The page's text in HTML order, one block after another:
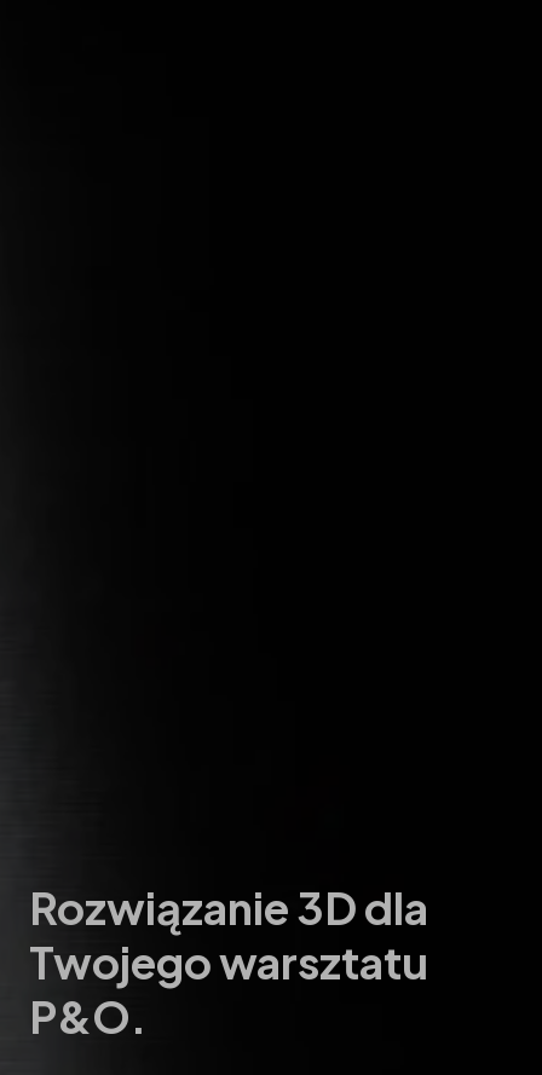
Rozwiązanie 3D dla
Twojego warsztatu
P&O.